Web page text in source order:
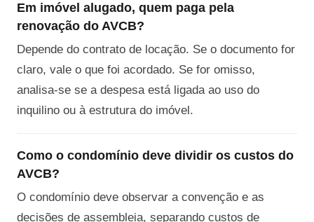
Em imóvel alugado, quem paga pela
renovação do AVCB?
Depende do contrato de locação. Se o documento for
claro, vale o que foi acordado. Se for omisso,
analisa-se se a despesa está ligada ao uso do
inquilino ou à estrutura do imóvel.
Como o condomínio deve dividir os custos do
AVCB?
O condomínio deve observar a convenção e as
decisões de assembleia, separando custos de